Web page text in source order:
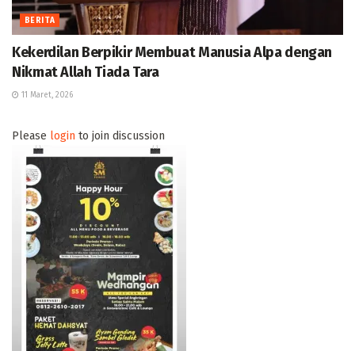
BERITA
Kekerdilan Berpikir Membuat Manusia Alpa dengan
Nikmat Allah Tiada Tara
11 Maret, 2026
Please login to join discussion